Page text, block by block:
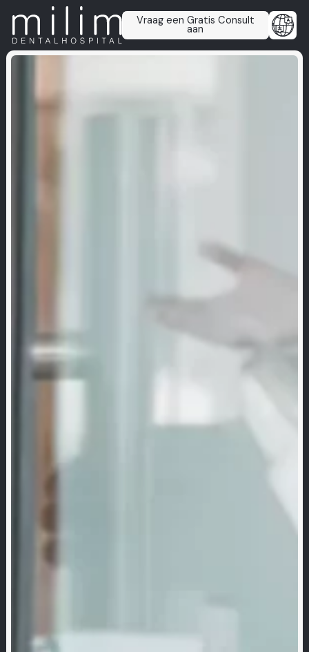
Vraag een Gratis Consult
aan